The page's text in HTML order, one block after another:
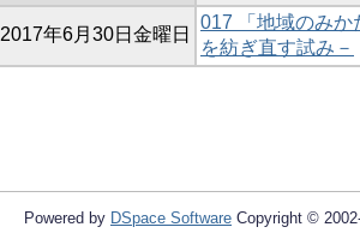
2017年6月30日金曜日
017 「地域のみか
を紡ぎ直す試み－
Powered by DSpace Software Copyright ©